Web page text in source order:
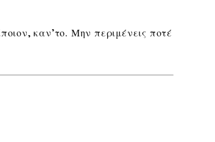
καν’το. Μην περιμένεις ποτέ